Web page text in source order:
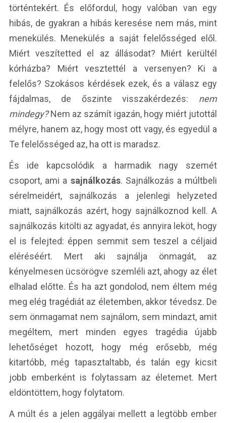
történtekért. És előfordul, hogy valóban van egy
hibás, de gyakran a hibás keresése nem más, mint
menekülés. Menekülés a saját felelősséged elől.
Miért veszítetted el az állásodat? Miért kerültél
kórházba? Miért vesztettél a versenyen? Ki a
felelős? Szokásos kérdések ezek, és a válasz egy
fájdalmas, de őszinte visszakérdezés: nem
mindegy?Nem az számít igazán, hogy miért jutottál
mélyre, hanem az, hogy most ott vagy, és egyedül a
Te felelősséged az, ha ott is maradsz.
És ide kapcsolódik a harmadik nagy szemét
csoport, ami a sajnálkozás. Sajnálkozás a múltbeli
sérelmeidért, sajnálkozás a jelenlegi helyzeted
miatt, sajnálkozás azért, hogy sajnálkoznod kell. A
sajnálkozás kitölti az agyadat, és annyira leköt, hogy
el is felejted: éppen semmit sem teszel a céljaid
eléréséért. Mert aki sajnálja önmagát, az
kényelmesen ücsörögve szemléli azt, ahogy az élet
elhalad előtte. És ha azt gondolod, nem éltem még
meg elég tragédiát az életemben, akkor tévedsz. De
sem önmagamat nem sajnálom, sem mindazt, amit
megéltem, mert minden egyes tragédia újabb
lehetőséget hozott, hogy még erősebb, még
kitartóbb, még tapasztaltabb, és talán egy kicsit
jobb emberként is folytassam az életemet. Mert
eldöntöttem, hogy folytatom.
A múlt és a jelen aggályai mellett a legtöbb ember